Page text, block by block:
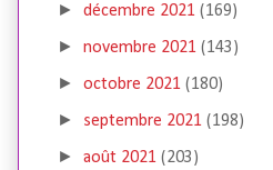
►décembre 2021(169)
►novembre 2021(143)
►octobre 2021(180)
► septembre 2021(198)
►août 2021(203)